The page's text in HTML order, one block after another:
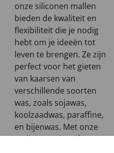
onze siliconen mallen
bieden de kwaliteit en
flexibiliteit die je nodig
hebt om je ideeën tot
leven te brengen. Ze zijn
perfect voor het gieten
van kaarsen van
verschillende soorten
was, zoals sojawas,
koolzaadwas, paraffine,
en bijenwas. Met onze
mallen wordt zelf